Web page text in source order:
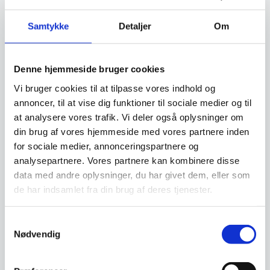
Samtykke Detaljer Om
Denne hjemmeside bruger cookies
Vi bruger cookies til at tilpasse vores indhold og
annoncer, til at vise dig funktioner til sociale medier og til
at analysere vores trafik. Vi deler også oplysninger om
din brug af vores hjemmeside med vores partnere inden
for sociale medier, annonceringspartnere og
analysepartnere. Vores partnere kan kombinere disse
data med andre oplysninger, du har givet dem, eller som
de har indsamlet fra din brug af deres tjenester.
Nødvendig
Altid god kvalitet, se her hvorfor
Har du spørgsmål til varen? Klik her
Vi prismatcher - Klik her
Relaterede varer
SPAR 50%